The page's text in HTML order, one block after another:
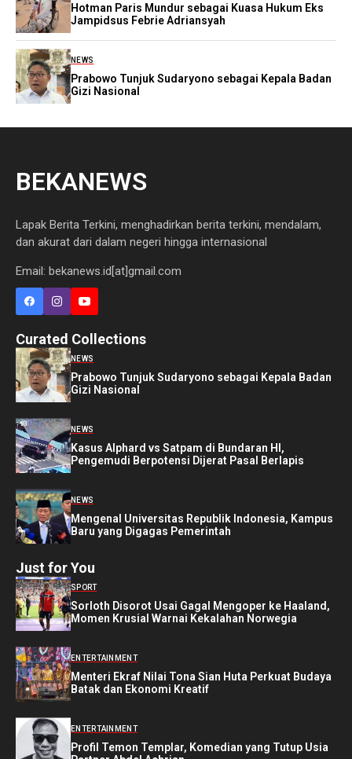
Hotman Paris Mundur sebagai Kuasa Hukum Eks
Jampidsus Febrie Adriansyah
NEWS
Prabowo Tunjuk Sudaryono sebagai Kepala Badan
Gizi Nasional
BEKANEWS
Lapak Berita Terkini, menghadirkan berita terkini, mendalam,
dan akurat dari dalam negeri hingga internasional
Email: bekanews.id[at]gmail.com
Curated Collections
NEWS
Prabowo Tunjuk Sudaryono sebagai Kepala Badan
Gizi Nasional
NEWS
Kasus Alphard vs Satpam di Bundaran HI,
Pengemudi Berpotensi Dijerat Pasal Berlapis
NEWS
Mengenal Universitas Republik Indonesia, Kampus
Baru yang Digagas Pemerintah
Just for You
SPORT
Sorloth Disorot Usai Gagal Mengoper ke Haaland,
Momen Krusial Warnai Kekalahan Norwegia
ENTERTAINMENT
Menteri Ekraf Nilai Tona Sian Huta Perkuat Budaya
Batak dan Ekonomi Kreatif
ENTERTAINMENT
Profil Temon Templar, Komedian yang Tutup Usia